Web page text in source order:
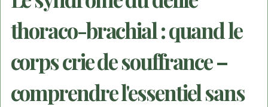
thoraco-brachial : quand le
corps crie de souffrance –
comprendre l'essentiel sans